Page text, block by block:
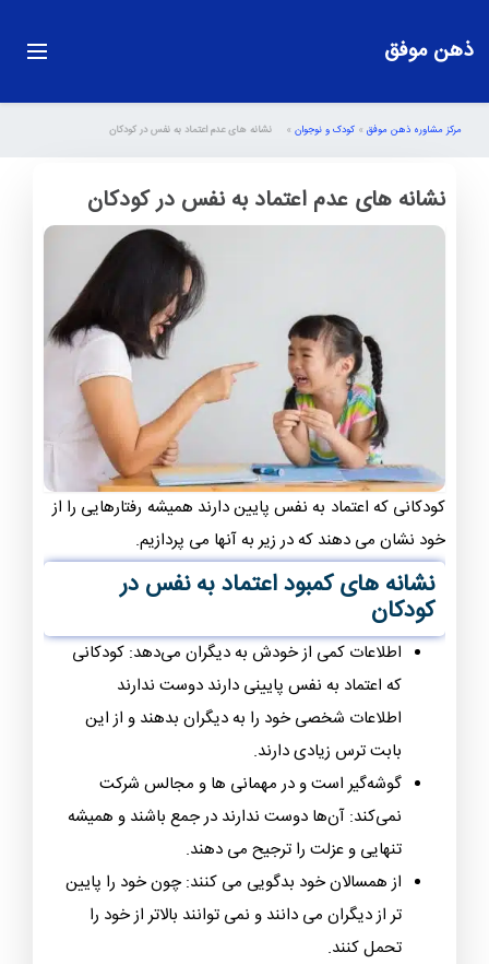
ذهن موفق
مرکز مشاوره ذهن موفق » کودک و نوجوان » نشانه های عدم اعتماد به نفس در کودکان
نشانه های عدم اعتماد به نفس در کودکان
کودکانی که اعتماد به نفس پایین دارند همیشه رفتارهایی را از
خود نشان می دهند که در زیر به آنها می پردازیم.
نشانه های کمبود اعتماد به نفس در
کودکان
اطلاعات کمی از خودش به دیگران می‌دهد: کودکانی
که اعتماد به نفس پایینی دارند دوست ندارند
اطلاعات شخصی خود را به دیگران بدهند و از این
بابت ترس زیادی دارند.
گوشه‌گیر است و در مهمانی ها و مجالس شرکت
نمی‌کند: آن‌ها دوست ندارند در جمع باشند و همیشه
تنهایی و عزلت را ترجیح می دهند.
از همسالان خود بدگویی می کنند: چون خود را پایین
تر از دیگران می دانند و نمی توانند بالاتر از خود را
تحمل کنند.